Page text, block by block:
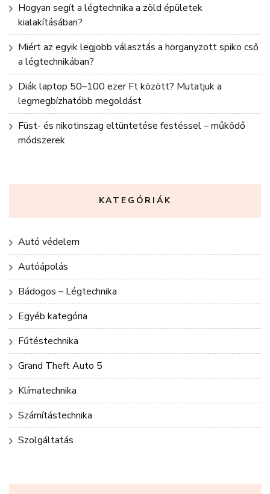
Hogyan segít a légtechnika a zöld épületek
kialakításában?
Miért az egyik legjobb választás a horganyzott spiko cső
a légtechnikában?
Diák laptop 50–100 ezer Ft között? Mutatjuk a
legmegbízhatóbb megoldást
Füst- és nikotinszag eltüntetése festéssel – működő
módszerek
KATEGÓRIÁK
Autó védelem
Autóápolás
Bádogos – Légtechnika
Egyéb kategória
Fűtéstechnika
Grand Theft Auto 5
Klímatechnika
Számítástechnika
Szolgáltatás